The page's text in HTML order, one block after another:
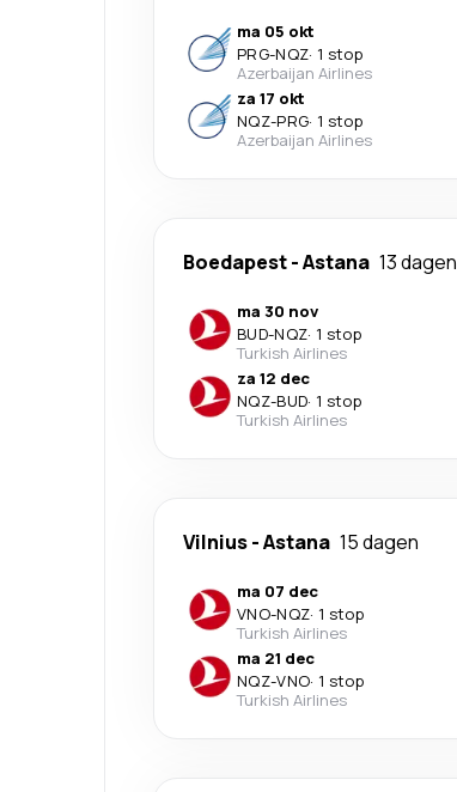
ma 05 okt
PRG-NQZ· 1 stop
Azerbaijan Airlines
za 17 okt
NQZ-PRG· 1 stop
Azerbaijan Airlines
Boedapest-Astana 13 dagen
ma 30 nov
BUD-NQZ· 1 stop
Turkish Airlines
za 12 dec
NQZ-BUD· 1 stop
Turkish Airlines
Vilnius-Astana 15 dagen
ma 07 dec
VNO-NQZ· 1 stop
Turkish Airlines
ma 21 dec
NQZ-VNO· 1 stop
Turkish Airlines